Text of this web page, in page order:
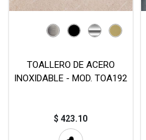
TOALLERO DE ACERO
INOXIDABLE - MOD. TOA192
$423.10